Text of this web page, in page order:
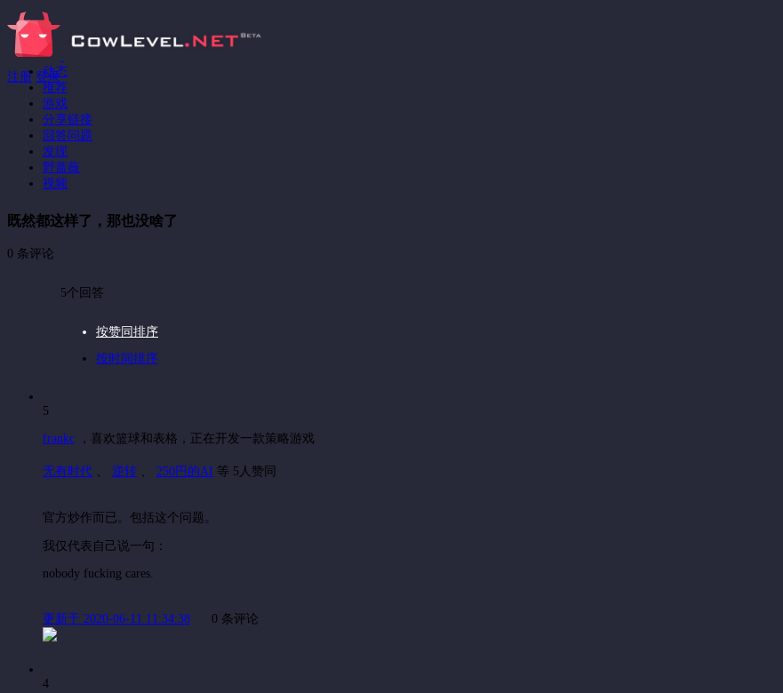
注册 登录
动态
推荐
游戏
分享链接
回答问题
发现
野蔷薇
视频
既然都这样了，那也没啥了
0 条评论
5个回答
按赞同排序
按时间排序
5
frankc ， 喜欢篮球和表格，正在开发一款策略游戏
无有时代 逆转 250円的AI 等 5人赞同
官方炒作而已。包括这个问题。
我仅代表自己说一句：
nobody fucking cares.
更新于 2020-06-11 11:34:38 0 条评论
4